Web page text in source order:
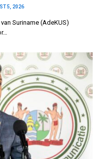
5, 2026
Suriname (AdeKUS)